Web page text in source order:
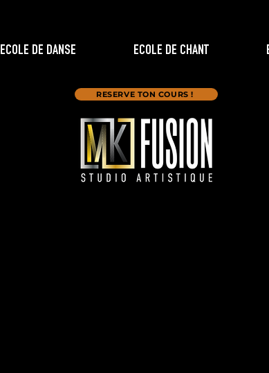
ECOLE DE DANSE ECOLE DE CHANT
RESERVE TON COURS !